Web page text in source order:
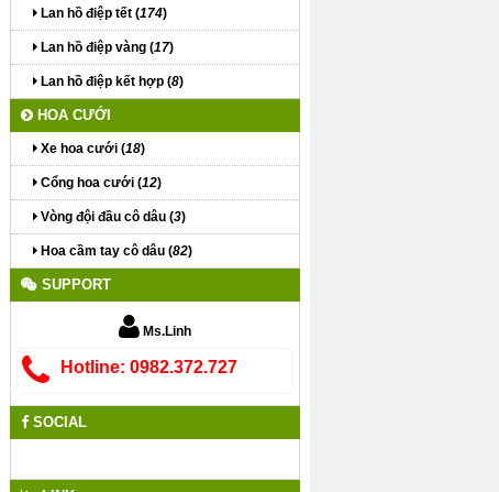
Lan hồ điệp tết (174)
Lan hồ điệp vàng (17)
Lan hồ điệp kết hợp (8)
HOA CƯỚI
Xe hoa cưới (18)
Cổng hoa cưới (12)
Vòng đội đầu cô dâu (3)
Hoa cầm tay cô dâu (82)
SUPPORT
Ms.Linh
Hotline: 0982.372.727
SOCIAL